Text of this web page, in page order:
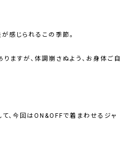
感じられるこの季節。
ますが、体調崩さぬよう、お身体ご自
、今回はON&OFFで着まわせるジャ